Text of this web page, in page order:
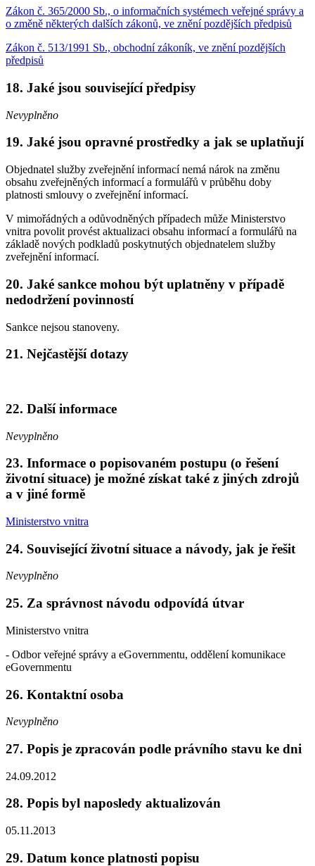
Zákon č. 365/2000 Sb., o informačních systémech veřejné správy a
o změně některých dalších zákonů, ve znění pozdějších předpisů
Zákon č. 513/1991 Sb., obchodní zákoník, ve znění pozdějších
předpisů
18. Jaké jsou související předpisy
Nevyplněno
19. Jaké jsou opravné prostředky a jak se uplatňují
Objednatel služby zveřejnění informací nemá nárok na změnu
obsahu zveřejněných informací a formulářů v průběhu doby
platnosti smlouvy o zveřejnění informací.
V mimořádných a odůvodněných případech může Ministerstvo
vnitra povolit provést aktualizaci obsahu informací a formulářů na
základě nových podkladů poskytnutých objednatelem služby
zveřejnění informací.
20. Jaké sankce mohou být uplatněny v případě
nedodržení povinností
Sankce nejsou stanoveny.
21. Nejčastější dotazy
22. Další informace
Nevyplněno
23. Informace o popisovaném postupu (o řešení
životní situace) je možné získat také z jiných zdrojů
a v jiné formě
Ministerstvo vnitra
24. Související životní situace a návody, jak je řešit
Nevyplněno
25. Za správnost návodu odpovídá útvar
Ministerstvo vnitra
- Odbor veřejné správy a eGovernmentu, oddělení komunikace
eGovernmentu
26. Kontaktní osoba
Nevyplněno
27. Popis je zpracován podle právního stavu ke dni
24.09.2012
28. Popis byl naposledy aktualizován
05.11.2013
29. Datum konce platnosti popisu